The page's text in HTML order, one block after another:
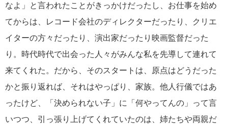
なよ」と言われたことがきっかけだったし、お仕事を始め
てからは、レコード会社のディレクターだったり、クリエ
イターの方々だったり、演出家だったり映画監督だった
り。時代時代で出会った人々がみんな私を先導して連れて
来てくれた。だから、そのスタートは、原点はどうだった
かと振り返れば、それはやっぱり、家族。他人行儀ではあ
ったけど、「決められない子」に「何やってんの」って言
いつつ、引っ張り上げてくれていたのは、姉たちや両親だ